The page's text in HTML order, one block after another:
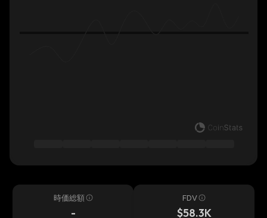
時価総額
-
FDV
$58.3K